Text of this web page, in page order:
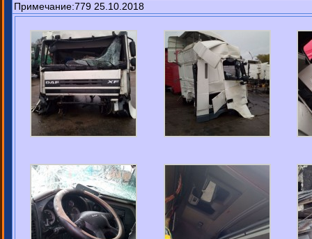
Примечание:779 25.10.2018